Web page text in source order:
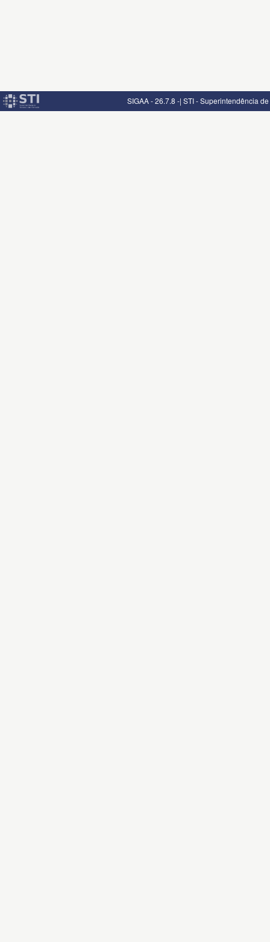
SIGAA - 26.7.8 -| STI - Superintendência